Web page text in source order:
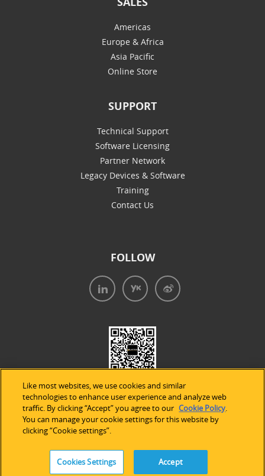
Americas
Europe & Africa
Asia Pacific
Online Store
SUPPORT
Technical Support
Software Licensing
Partner Network
Legacy Devices & Software
Training
Contact Us
FOLLOW
法律声明 隐私条款
Like most websites, we use cookies and similar
technologies to enhance user experience and analyze web
traffic. By clicking “Accept” you agree to our Cookie Policy.
You can manage your cookie settings for this website by
clicking “Cookie settings”.
Cookies Settings Accept